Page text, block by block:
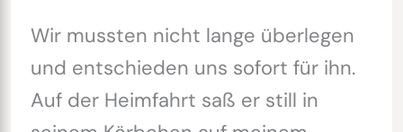
Wir mussten nicht lange überlegen
und entschieden uns sofort für ihn.
Auf der Heimfahrt saß er still in